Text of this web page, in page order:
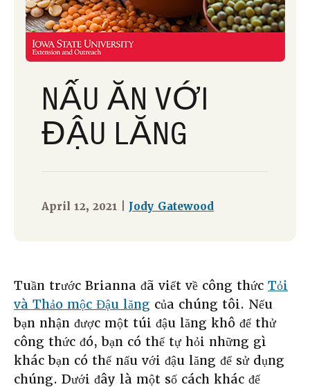
NẤU ĂN VỚI
ĐẬU LĂNG
April 12, 2021 | Jody Gatewood
Tuần trước Brianna đã viết về công thức Tỏi
và Thảo mộc Đậu lăng của chúng tôi. Nếu
bạn nhận được một túi đậu lăng khô để thử
công thức đó, bạn có thể tự hỏi những gì
khác bạn có thể nấu với đậu lăng để sử dụng
chúng. Dưới đây là một số cách khác để